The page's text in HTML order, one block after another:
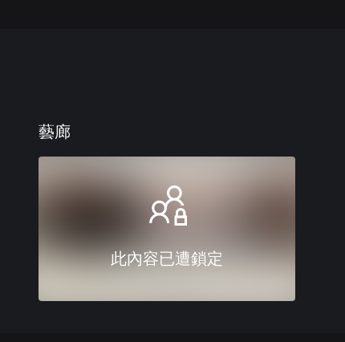
藝廊
此內容已遭鎖定